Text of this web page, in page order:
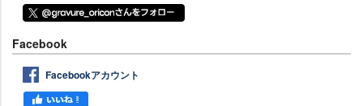
Facebook
Facebookアカウント